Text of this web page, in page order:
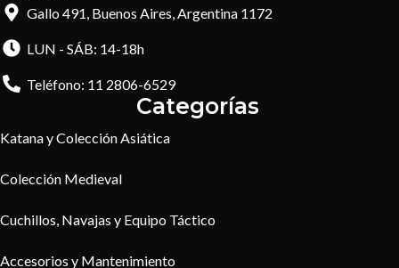
Gallo 491, Buenos Aires, Argentina 1172
LUN - SÁB: 14-18h
Teléfono: 11 2806-6529
Categorías
Katana y Colección Asiática
Colección Medieval
Cuchillos, Navajas y Equipo Táctico
Accesorios y Mantenimiento